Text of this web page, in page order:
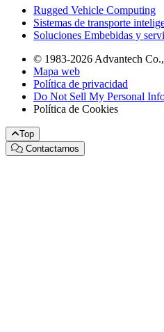
Rugged Vehicle Computing
Sistemas de transporte
Soluciones Embebidas y
© 1983-2026 Advantech
Mapa web
Política de privacidad
Do Not Sell My Personal
Política de Cookies
Top
Contactarnos